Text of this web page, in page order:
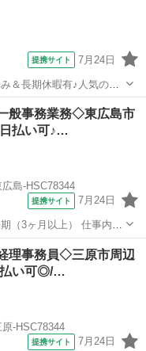
提携サイト 7月24日
＆長期休暇有♪人気の営
般事務業務◇東広島市
払い可♪…
島-HSC78344
提携サイト 7月24日
れる 事務スタッフさん
ライベートを優先しつつ
理事務員◇三原市周辺
払い可◎/…
-HSC78344
提携サイト 7月24日